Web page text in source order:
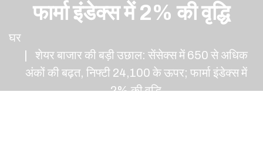
फार्मा इंडेक्स में 2% की वृद्धि
घर
शेयर बाजार की बड़ी उछाल: सेंसेक्स में 650 से अधिक
अंकों की बढ़त, निफ्टी 24,100 के ऊपर; फार्मा इंडेक्स में
2% की वृद्धि